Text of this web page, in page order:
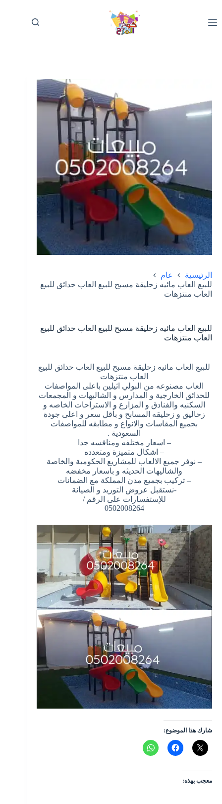
المحتوى
الرئيسية
عام
للبيع العاب مائيه زحليقة مسبح للبيع العاب حدائق للبيع
العاب منتزهات
للبيع العاب مائيه زحليقة مسبح للبيع العاب حدائق للبيع
العاب منتزهات
للبيع العاب مائيه زحليقة مسبح للبيع العاب حدائق للبيع
العاب منتزهات
العاب مصنوعه من البولي اثيلين باعلى المواصفات
للحدائق الخارجية و المدارس و الشاليهات و المجمعات
السكنيه والفنادق و المزارع و الاستراحات الخاصه و
زحاليق و زحليقه المسابح و بأقل سعر و اعلى جودة
بجميع المقاسات والانواع و مطابقه للمواصفات
السعودية .
– اسعار مختلفه ومنافسه جدا
– اشكال متميزة ومتعدده
– نوفر جميع الالعاب للمشاريع الحكومية والخاصة
والشاليهات الحديثه و باسعار مخفضه
– تركيب بجميع مدن المملكة مع الضمانات
-نستقبل عروض التوريد و الصيانة
للإستفسارات على الرقم /
0502008264
شارك هذا الموضوع:
معجب بهذه: